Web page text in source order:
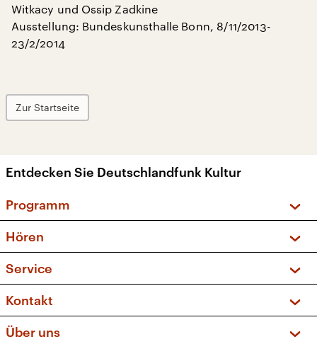
Witkacy und Ossip Zadkine
Ausstellung: Bundeskunsthalle Bonn, 8/11/2013-
23/2/2014
Zur Startseite
Entdecken Sie Deutschlandfunk Kultur
Programm
Sendungen und Podcasts
Musikliste
Kakadu – Das Kinderprogramm
Hören
Frequenzen (UKW + DAB+)
Service
FAQ
Apps
Newsletter
Kontakt
Über uns